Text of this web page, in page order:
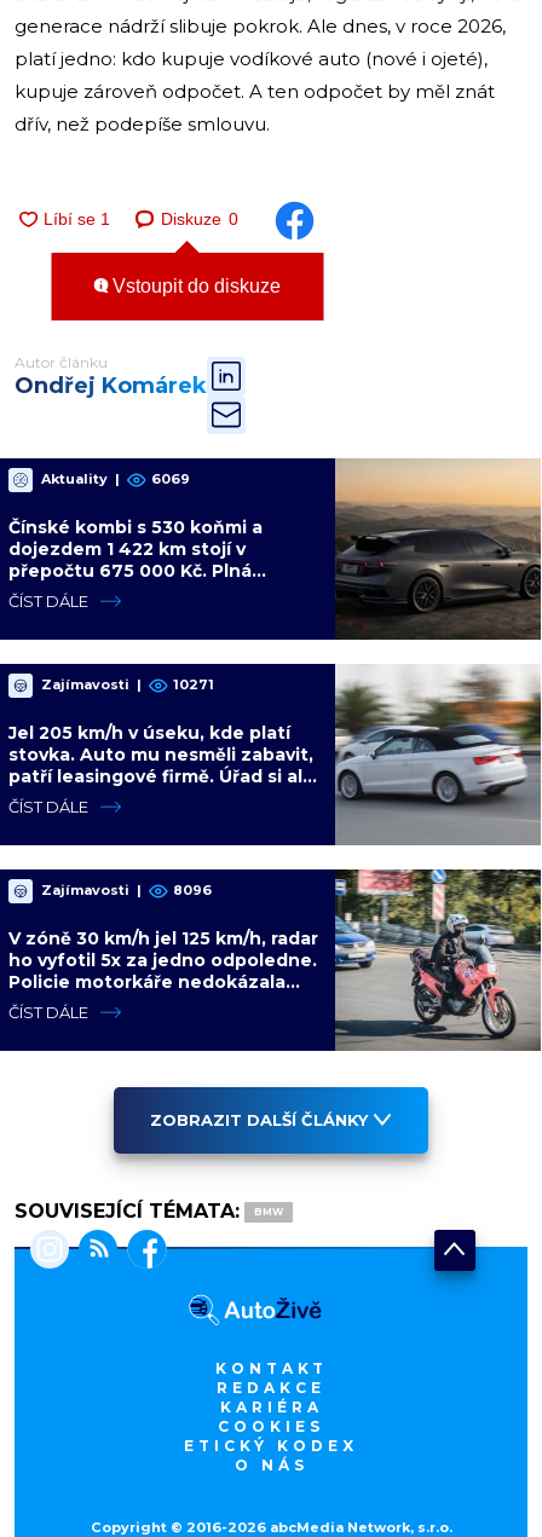
generace nádrží slibuje pokrok. Ale dnes, v roce 2026,
platí jedno: kdo kupuje vodíkové auto (nové i ojeté),
kupuje zároveň odpočet. A ten odpočet by měl znát
dřív, než podepíše smlouvu.
Diskuze 0
Vstoupit do diskuze
Autor článku
Ondřej Komárek
Aktuality | 6069
Čínské kombi s 530 koňmi a
dojezdem 1 422 km stojí v
přepočtu 675 000 Kč. Plná
výbava je v ceně, VW a BMW mají
problém
ČÍST DÁLE
Zajímavosti | 10271
Jel 205 km/h v úseku, kde platí
stovka. Auto mu nesměli zabavit,
patří leasingové firmě. Úřad si ale
poradil jinak
ČÍST DÁLE
Zajímavosti | 8096
V zóně 30 km/h jel 125 km/h, radar
ho vyfotil 5x za jedno odpoledne.
Policie motorkáře nedokázala
zastavit
ČÍST DÁLE
ZOBRAZIT DALŠÍ ČLÁNKY
SOUVISEJÍCÍ TÉMATA: BMW
KONTAKT
REDAKCE
KARIÉRA
COOKIES
ETICKÝ KODEX
O NÁS
Copyright © 2016-2026 abcMedia Network, s.r.o.